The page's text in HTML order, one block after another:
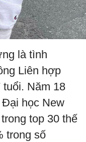
là tình
Liên hợp
tuổi. Năm 18
Đại học New
top 30 thế
trong số